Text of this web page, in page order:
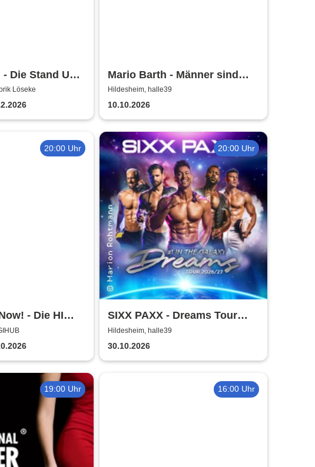
Die Stand Up
in Hildesheim
Löseke
Mario Barth - Männer sind
nichts ohne die Frauen
Hildesheim, halle39
10.10.2026
20:00 Uhr
- Die HI
20:00 Uhr
SIXX PAXX - Dreams Tour
2026/27
Hildesheim, halle39
30.10.2026
19:00 Uhr 16:00 Uhr